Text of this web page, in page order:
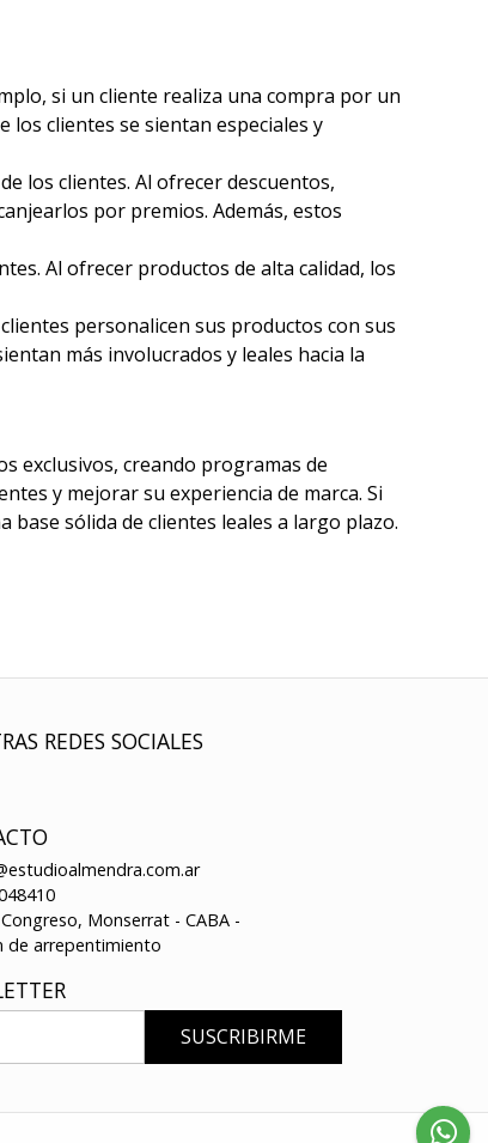
si un cliente realiza una compra por un
clientes se sientan especiales y
los clientes. Al ofrecer descuentos,
por premios. Además, estos
Al ofrecer productos de alta calidad, los
personalicen sus productos con sus
más involucrados y leales hacia la
exclusivos, creando programas de
y mejorar su experiencia de marca. Si
sólida de clientes leales a largo plazo.
REDES SOCIALES
Monserrat - CABA -
de arrepentimiento
SUSCRIBIRME